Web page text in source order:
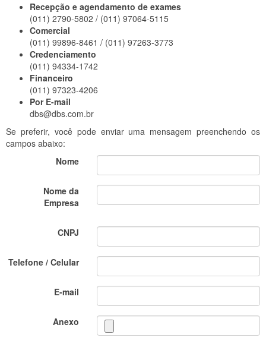
Recepção e agendamento de exames
(011) 2790-5802 / (011) 97064-5115
Comercial
(011) 99896-8461 / (011) 97263-3773
Credenciamento
(011) 94334-1742
Financeiro
(011) 97323-4206
Por E-mail
dbs@dbs.com.br
Se preferir, você pode enviar uma mensagem preenchendo os
campos abaixo:
Nome
Nome da
Empresa
CNPJ
Telefone / Celular
E-mail
Anexo